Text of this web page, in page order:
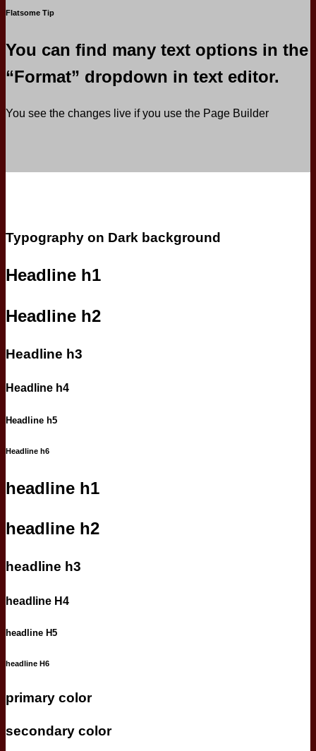
Flatsome Tip
You can find many text options in the
“Format” dropdown in text editor.
You see the changes live if you use the Page Builder
Typography on Dark background
Headline h1
Headline h2
Headline h3
Headline h4
Headline h5
Headline h6
headline h1
headline h2
headline h3
headline H4
headline H5
headline H6
primary color
secondary color